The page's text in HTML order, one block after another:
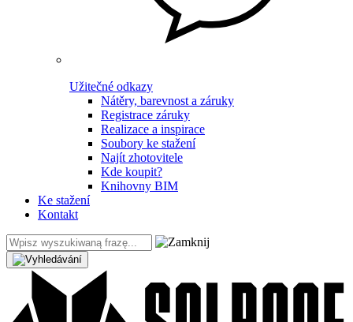
Užitečné odkazy
Nátěry, barevnost a záruky
Registrace záruky
Realizace a inspirace
Soubory ke stažení
Najít zhotovitele
Kde koupit?
Knihovny BIM
Ke stažení
Kontakt